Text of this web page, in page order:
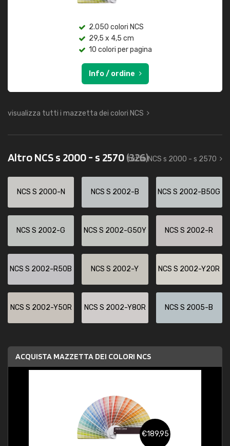
2.050 colori NCS
29,5 x 4,5 cm
10 colori per pagina
Info / ordine
visualizza tutti i mazzetta dei colori NCS
Altro NCS s 2000 - s 2570(326)
tutto NCS s 2000 - s 2570
NCS S 2000-N NCS S 2002-B NCS S 2002-B50G
NCS S 2002-G NCS S 2002-G50Y NCS S 2002-R
NCS S 2002-R50B NCS S 2002-Y NCS S 2002-Y20R
NCS S 2002-Y50R NCS S 2002-Y80R NCS S 2005-B
ACQUISTA MAZZETTA DEI COLORI NCS
€189,95